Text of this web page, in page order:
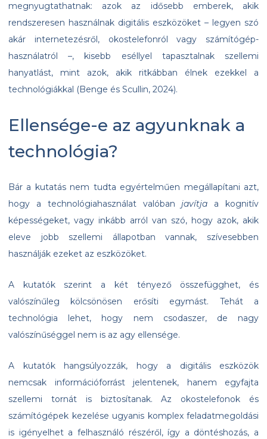
megnyugtathatnak: azok az idősebb emberek, akik
rendszeresen használnak digitális eszközöket – legyen szó
akár internetezésről, okostelefonról vagy számítógép-
használatról –, kisebb eséllyel tapasztalnak szellemi
hanyatlást, mint azok, akik ritkábban élnek ezekkel a
technológiákkal (Benge és Scullin, 2024).
Ellensége-e az agyunknak a
technológia?
Bár a kutatás nem tudta egyértelműen megállapítani azt,
hogy a technológiahasználat valóbanjavítja a kognitív
képességeket, vagy inkább arról van szó, hogy azok, akik
eleve jobb szellemi állapotban vannak, szívesebben
használják ezeket az eszközöket.
A kutatók szerint a két tényező összefügghet, és
valószínűleg kölcsönösen erősíti egymást. Tehát a
technológia lehet, hogy nem csodaszer, de nagy
valószínűséggel nem is az agy ellensége.
A kutatók hangsúlyozzák, hogy a digitális eszközök
nemcsak információforrást jelentenek, hanem egyfajta
szellemi tornát is biztosítanak. Az okostelefonok és
számítógépek kezelése ugyanis komplex feladatmegoldási
is igényelhet a felhasználó részéről, így a döntéshozás, a